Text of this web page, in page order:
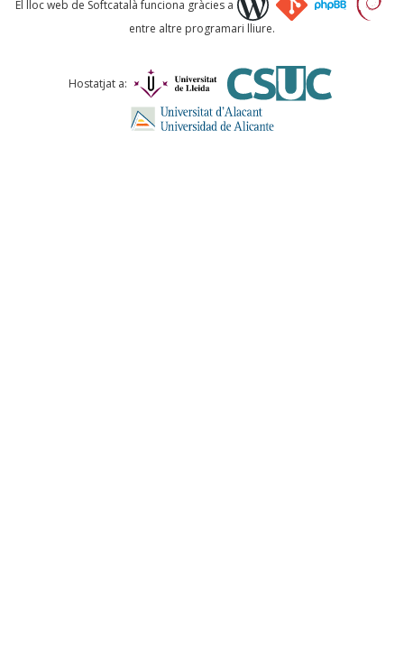
Comentari *
El lloc web de Softcatalà funciona gràcies a
entre altre programari lliure.
Hostatjat a: